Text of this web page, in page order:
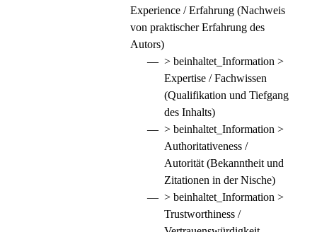
Experience / Erfahrung (Nachweis
von praktischer Erfahrung des
Autors)
> beinhaltet_Information >
Expertise / Fachwissen
(Qualifikation und Tiefgang
des Inhalts)
> beinhaltet_Information >
Authoritativeness /
Autorität (Bekanntheit und
Zitationen in der Nische)
> beinhaltet_Information >
Trustworthiness /